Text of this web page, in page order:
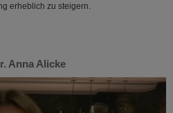
erheblich zu steigern.
Anna Alicke